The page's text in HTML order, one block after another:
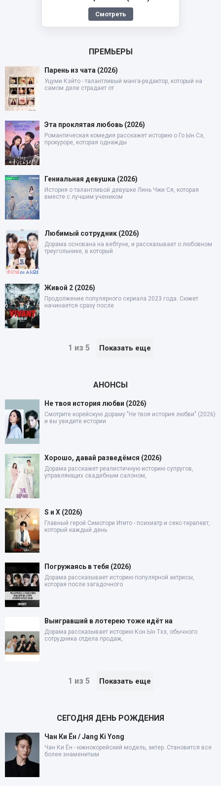
Смотреть
ПРЕМЬЕРЫ
Парень из чата (2026)
Уцуми Кэйто - талантливый манга-редактор, который на
самом деле страдает от
Эта проклятая любовь (2026)
Романтическая комедия расскажет историю о Го Ын Сэ,
прокуроре, которая однажды
Гениальная девушка (2026)
История о талантливой девушке Линь Чжи Ся, которая
вместе с лучшим учеником
Любимый сотрудник (2026)
Дорама основана на вебтуне, и рассказывает о любовном
треугольнике, в который
Живой 2 (2026)
Продолжение популярного сериала 2023 года. Сюжет
начинается сразу после
1 из 5 Показать еще
АНОНСЫ
Не твоя история любви (2026)
Смотрите корейскую дораму "Не твоя история любви" (2026)
и вы увидите истории
Хорошо, давай разведёмся (2026)
Дорама расскажет реалистичную историю супругов,
управляющих свадебным салоном,
S и X (2026)
Главный герой Симотори Итито - психиатр и секс-терапевт,
который каждый день
Погружаясь в тебя (2026)
Дорама рассказывает историю популярной актрисы,
которая после загадочного
Выигравший в лотерею тоже идёт на
Дорама рассказывает историю Кон Ын Тхэ, обычного
сотрудника отдела продаж,
1 из 5 Показать еще
СЕГОДНЯ ДЕНЬ РОЖДЕНИЯ
Чан Ки Ён / Jang Ki Yong
Чан Ки Ён - южнокорейский модель, актер. Становится все
более знаменитым